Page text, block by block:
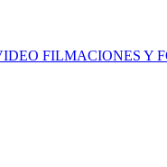
FILMACIONES Y